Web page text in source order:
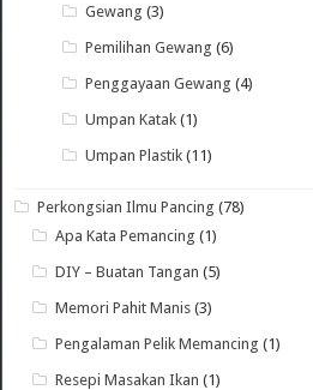
Gewang (3)
Pemilihan Gewang (6)
Penggayaan Gewang (4)
Umpan Katak (1)
Umpan Plastik (11)
Perkongsian Ilmu Pancing (78)
Apa Kata Pemancing (1)
DIY – Buatan Tangan (5)
Memori Pahit Manis (3)
Pengalaman Pelik Memancing (1)
Resepi Masakan Ikan (1)